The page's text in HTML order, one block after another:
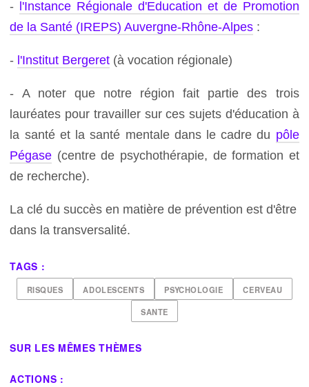
- l'Instance Régionale d'Education et de Promotion
de la Santé (IREPS) Auvergne-Rhône-Alpes :
- l'Institut Bergeret (à vocation régionale)
- A noter que notre région fait partie des trois
lauréates pour travailler sur ces sujets d'éducation à
la santé et la santé mentale dans le cadre du pôle
Pégase (centre de psychothérapie, de formation et
de recherche).
La clé du succès en matière de prévention est d'être
dans la transversalité.
TAGS :
RISQUES ADOLESCENTS PSYCHOLOGIE CERVEAU
SANTE
SUR LES MÊMES THÈMES
ACTIONS :